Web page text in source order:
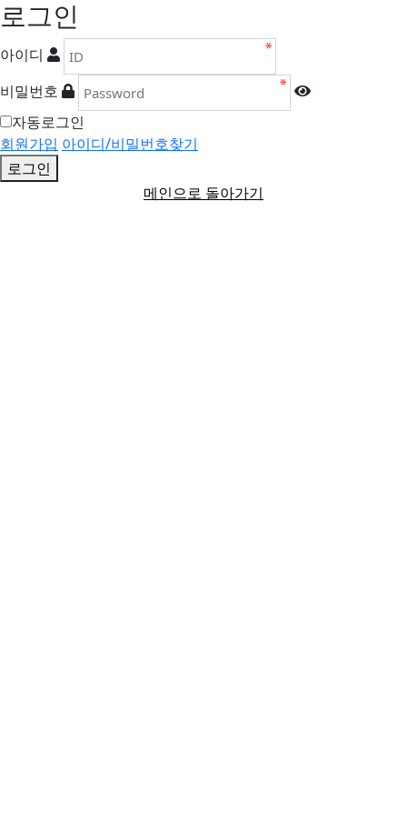
로그인
아이디
비밀번호
자동로그인
회원가입 아이디/비밀번호찾기
로그인
메인으로 돌아가기